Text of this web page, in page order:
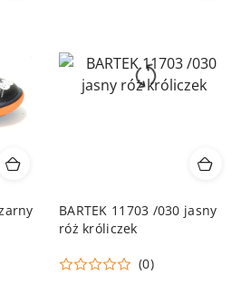
BARTEK 11703 /030 jasny
róż króliczek
(0)